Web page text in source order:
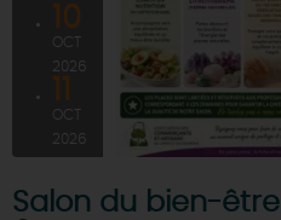
10
OCT
2026
11
OCT
2026
Salon du bien-être